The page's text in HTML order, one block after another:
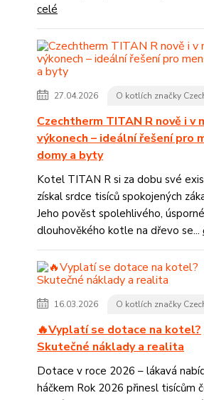
celé
27.04.2026 O kotlích značky
Czechtherm TITAN R nově i v
výkonech – ideální řešení pro
domy a byty
Kotel TITAN R si za dobu své
získal srdce tisíců spokojených
Jeho pověst spolehlivého,
dlouhověkého kotle na dřevo se...
16.03.2026 O kotlích značky
🔥Vyplatí se dotace na kotel?
Skutečné náklady a realita
Dotace v roce 2026 – lákavá
háčkem Rok 2026 přinesl tisícům